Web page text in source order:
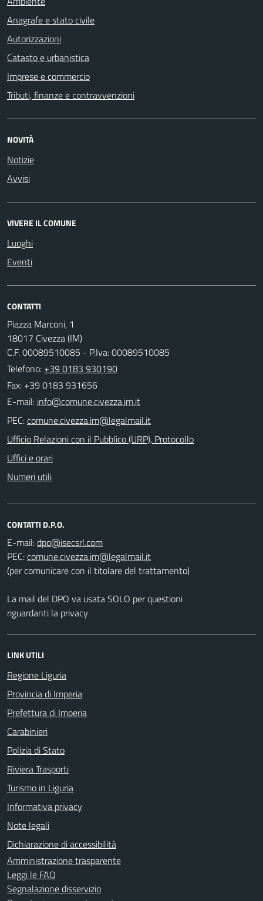
Anagrafe e stato civile
Autorizzazioni
Catasto e urbanistica
Imprese e commercio
Tributi, finanze e contravvenzioni
NOVITÀ
Notizie
Avvisi
VIVERE IL COMUNE
Luoghi
Eventi
CONTATTI
Piazza Marconi, 1
18017 Civezza (IM)
C.F. 00089510085 - P.Iva: 00089510085
Telefono: +39 0183 930190
Fax: +39 0183 931656
E-mail:
PEC:
Ufficio Relazioni con il Pubblico (URP), Protocollo
Uffici e orari
Numeri utili
CONTATTI D.P.O.
E-mail:
PEC:
(per comunicare con il titolare del trattamento)
La mail del DPO va usata SOLO per questioni
riguardanti la privacy
LINK UTILI
Regione Liguria
Provincia di Imperia
Prefettura di Imperia
Carabinieri
Polizia di Stato
Riviera Trasporti
Turismo in Liguria
Informativa privacy
Note legali
Dichiarazione di accessibilità
Amministrazione trasparente
Leggi le FAQ
Segnalazione disservizio